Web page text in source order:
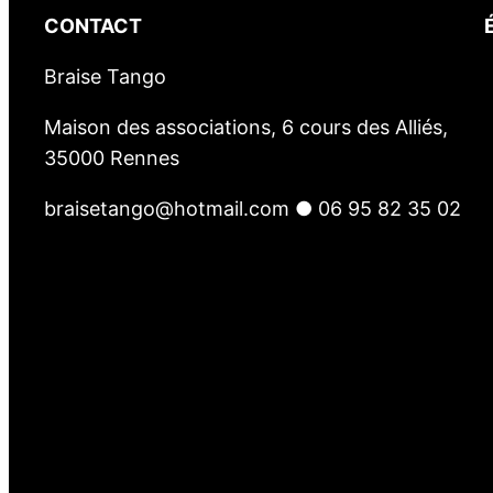
CONTACT
Braise Tango
Maison des associations, 6 cours des Alliés,
35000 Rennes
braisetango@hotmail.com ● 06 95 82 35 02